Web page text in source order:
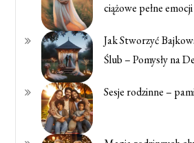
ciążowe pełne emocji
Jak Stworzyć
Ślub – Pomysły na
Sesje rodzinne –